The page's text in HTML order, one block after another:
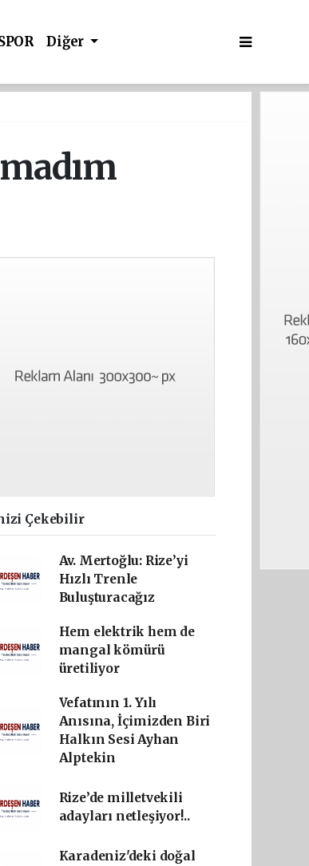
Diğer
Çekebilir
Av. Mertoğlu: Rize’yi
Hızlı Trenle
Buluşturacağız
Hem elektrik hem de
mangal kömürü
üretiliyor
Vefatının 1. Yılı
Anısına, İçimizden Biri
Halkın Sesi Ayhan
Alptekin
Rize’de milletvekili
adayları netleşiyor!..
Karadeniz'deki doğal